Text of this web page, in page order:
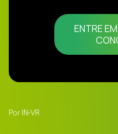
ENTRE
Por IN-VR